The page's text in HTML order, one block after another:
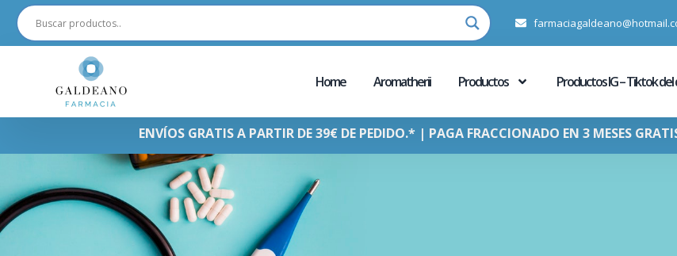
Home Aromatherii Productos Productos IG – Tiktok del
ENVÍOS GRATIS A PARTIR DE 39€ DE PEDIDO.* | PAGA FRACCIONADO EN 3 MESES